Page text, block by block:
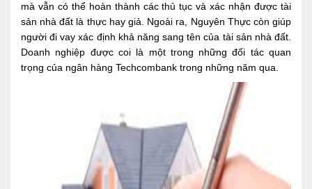
mà vẫn có thể hoàn thành các thủ tục và xác nhận được tài
sản nhà đất là thực hay giả. Ngoài ra, Nguyên Thực còn giúp
người đi vay xác định khả năng sang tên của tài sản nhà đất.
Doanh nghiệp được coi là một trong những đối tác quan
trọng của ngân hàng Techcombank trong những năm qua.